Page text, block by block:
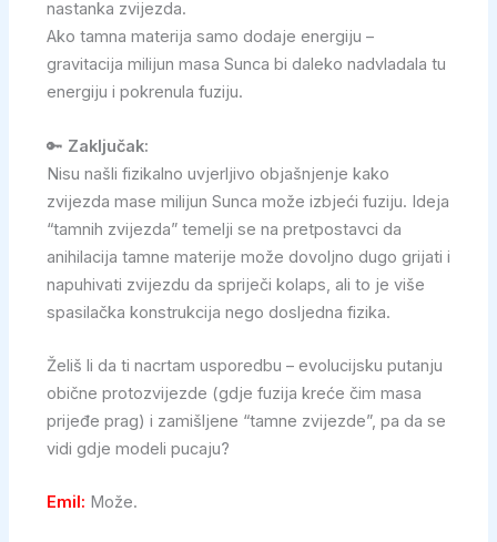
nastanka zvijezda.
Ako tamna materija samo dodaje energiju –
gravitacija milijun masa Sunca bi daleko nadvladala tu
energiju i pokrenula fuziju.
🔑 Zaključak:
Nisu našli fizikalno uvjerljivo objašnjenje kako
zvijezda mase milijun Sunca može izbjeći fuziju. Ideja
“tamnih zvijezda” temelji se na pretpostavci da
anihilacija tamne materije može dovoljno dugo grijati i
napuhivati zvijezdu da spriječi kolaps, ali to je više
spasilačka konstrukcija nego dosljedna fizika.
Želiš li da ti nacrtam usporedbu – evolucijsku putanju
obične protozvijezde (gdje fuzija kreće čim masa
prijeđe prag) i zamišljene “tamne zvijezde”, pa da se
vidi gdje modeli pucaju?
Emil: Može.